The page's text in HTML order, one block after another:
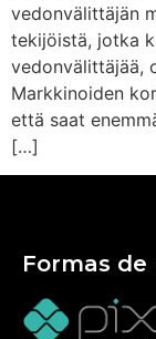
vedonvälittäjän
tekijöistä, jotka
vedonvälittäjää,
Markkinoiden
että saat
[…]
Formas